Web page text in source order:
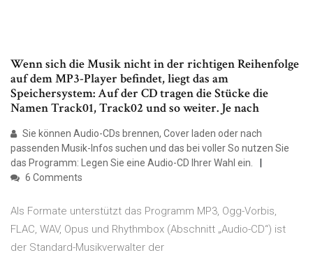
Wenn sich die Musik nicht in der richtigen Reihenfolge
auf dem MP3-Player befindet, liegt das am
Speichersystem: Auf der CD tragen die Stücke die
Namen Track01, Track02 und so weiter. Je nach
Sie können Audio-CDs brennen, Cover laden oder nach
passenden Musik-Infos suchen und das bei voller So nutzen Sie
das Programm: Legen Sie eine Audio-CD Ihrer Wahl ein.
6 Comments
Als Formate unterstützt das Programm MP3, Ogg-Vorbis,
FLAC, WAV, Opus und Rhythmbox (Abschnitt „Audio-CD“) ist
der Standard-Musikverwalter der